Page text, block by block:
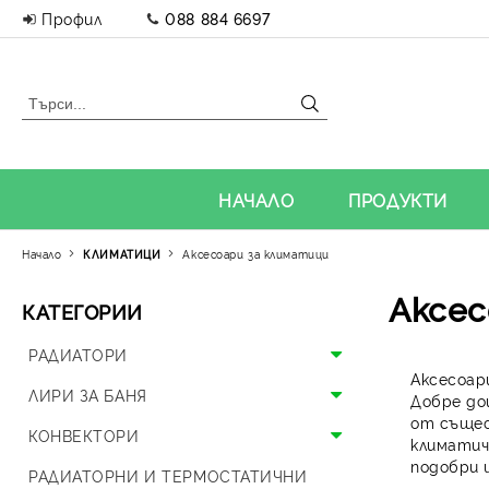
Профил 088 884 6697
НАЧАЛО ПРОДУКТИ
КАТЕГОРИИ
РАДИАТОРИ
Алуминиеви радиатори
Панелни радиатори
Аксесоари за радиатори
ЛИРИ ЗА БАНЯ
Алуминиеви лири
Стоманени лири
КОНВЕКТОРИ
Подови конвектори
РАДИАТОРНИ И ТЕРМОСТАТИЧНИ
Начало КЛИМАТИЦИ Аксесоари за климатици
Добре
от
подобри